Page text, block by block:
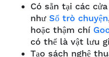
Có sẵn tại các
như Sổ trò chuyện
hoặc thậm chí
có thể là vật lưu
Tạo sách nghệ